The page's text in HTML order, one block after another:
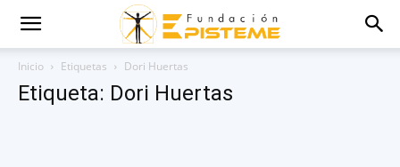
Inicio Etiquetas Dori Huertas
Etiqueta: Dori Huertas